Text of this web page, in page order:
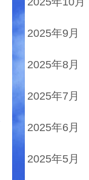
2025年9月
2025年8月
2025年7月
2025年6月
2025年5月